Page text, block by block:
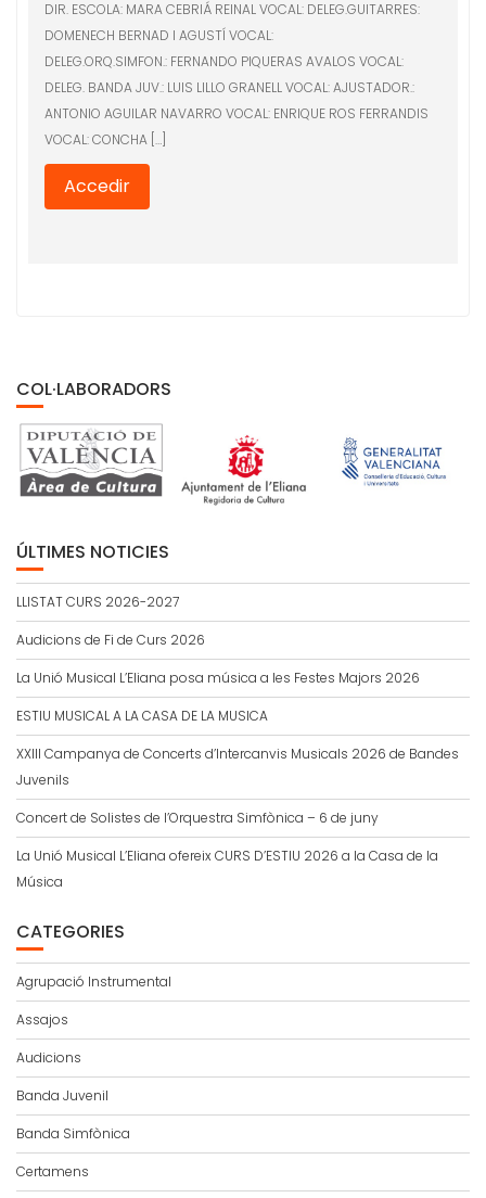
DIR. ESCOLA: MARA CEBRIÁ REINAL VOCAL: DELEG.GUITARRES:
DOMENECH BERNAD I AGUSTÍ VOCAL:
DELEG.ORQ.SIMFON.: FERNANDO PIQUERAS AVALOS VOCAL:
DELEG. BANDA JUV.: LUIS LILLO GRANELL VOCAL: AJUSTADOR.:
ANTONIO AGUILAR NAVARRO VOCAL: ENRIQUE ROS FERRANDIS
VOCAL: CONCHA […]
Accedir
COL·LABORADORS
ÚLTIMES NOTICIES
LLISTAT CURS 2026-2027
Audicions de Fi de Curs 2026
La Unió Musical L’Eliana posa música a les Festes Majors 2026
ESTIU MUSICAL A LA CASA DE LA MUSICA
XXIII Campanya de Concerts d’Intercanvis Musicals 2026 de Bandes
Juvenils
Concert de Solistes de l’Orquestra Simfònica – 6 de juny
La Unió Musical L’Eliana ofereix CURS D’ESTIU 2026 a la Casa de la
Música
CATEGORIES
Agrupació Instrumental
Assajos
Audicions
Banda Juvenil
Banda Simfònica
Certamens